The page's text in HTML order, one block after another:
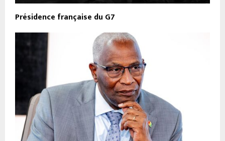
Présidence française du G7